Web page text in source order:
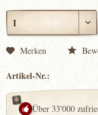
Merken
Artikel-Nr.:
Über 33'000